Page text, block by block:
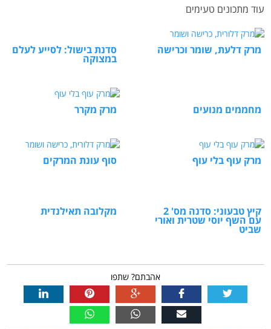
עוד מתכונים טעימים
מרק דלעת, שומר וכרישה סדנת בישול: לסייע לעלם
במצוקה
מחממים מנועים מרק מקרר
מרק עוף בלי עוף סוף עונת המרקים
קיץ טבעוני: סדנה מס' 2
עם השף יוסי שטרית ואורי
שביט
מקלובה תאילנדית
אהבתם? שתפו